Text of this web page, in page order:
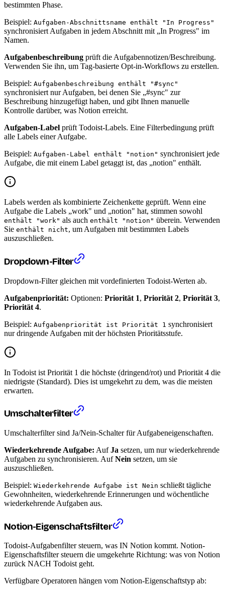
bestimmten Phase.
Beispiel: Aufgaben-Abschnittsname enthält "In Progress"
synchronisiert Aufgaben in jedem Abschnitt mit „In Progress" im
Namen.
Aufgabenbeschreibung prüft die Aufgabennotizen/Beschreibung.
Verwenden Sie ihn, um Tag-basierte Opt-in-Workflows zu erstellen.
Beispiel: Aufgabenbeschreibung enthält "#sync"
synchronisiert nur Aufgaben, bei denen Sie „#sync" zur
Beschreibung hinzugefügt haben, und gibt Ihnen manuelle
Kontrolle darüber, was Notion erreicht.
Aufgaben-Label prüft Todoist-Labels. Eine Filterbedingung prüft
alle Labels einer Aufgabe.
Beispiel: Aufgaben-Label enthält "notion" synchronisiert jede
Aufgabe, die mit einem Label getaggt ist, das „notion" enthält.
Labels werden als kombinierte Zeichenkette geprüft. Wenn eine
Aufgabe die Labels „work" und „notion" hat, stimmen sowohl
enthält "work" als auch enthält "notion" überein. Verwenden
Sie enthält nicht, um Aufgaben mit bestimmten Labels
auszuschließen.
Dropdown-Filter
Dropdown-Filter gleichen mit vordefinierten Todoist-Werten ab.
Aufgabenpriorität: Optionen: Priorität 1, Priorität 2, Priorität 3,
Priorität 4.
Beispiel: Aufgabenpriorität ist Priorität 1 synchronisiert
nur dringende Aufgaben mit der höchsten Prioritätsstufe.
In Todoist ist Priorität 1 die höchste (dringend/rot) und Priorität 4 die
niedrigste (Standard). Dies ist umgekehrt zu dem, was die meisten
erwarten.
Umschalterfilter
Umschalterfilter sind Ja/Nein-Schalter für Aufgabeneigenschaften.
Wiederkehrende Aufgabe: AufJa setzen, um nur wiederkehrende
Aufgaben zu synchronisieren. AufNein setzen, um sie
auszuschließen.
Beispiel: Wiederkehrende Aufgabe ist Nein schließt tägliche
Gewohnheiten, wiederkehrende Erinnerungen und wöchentliche
wiederkehrende Aufgaben aus.
Notion-Eigenschaftsfilter
Todoist-Aufgabenfilter steuern, was IN Notion kommt. Notion-
Eigenschaftsfilter steuern die umgekehrte Richtung: was von Notion
zurück NACH Todoist geht.
Verfügbare Operatoren hängen vom Notion-Eigenschaftstyp ab: